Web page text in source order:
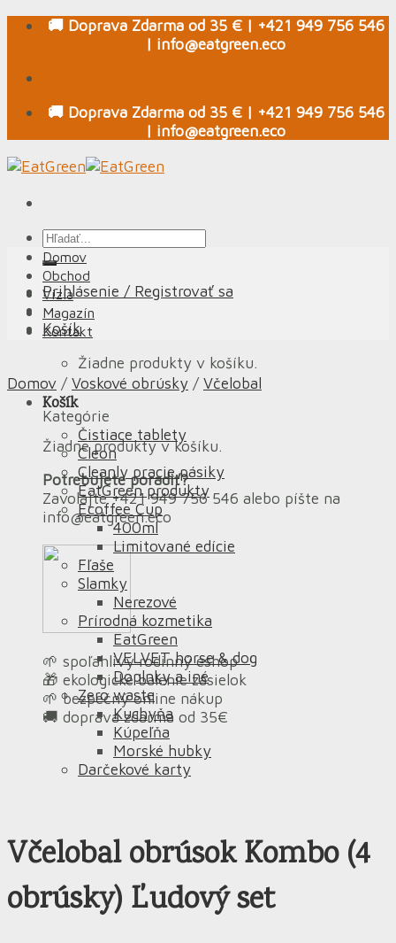
Skip
🚚 Doprava Zdarma od 35 € | +421 949 756 546
| info@eatgreen.eco
🚚 Doprava Zdarma od 35 € | +421 949 756 546
| info@eatgreen.eco
Hľadať:
Prihlásenie / Registrovať sa
Košík
Žiadne produkty v košíku.
Košík
Žiadne produkty v košíku.
Potrebujete poradiť?
Zavolajte +421 949 756 546 alebo píšte na
info@eatgreen.eco
🌱 spoľahlivý rodinný eshop
🎁 ekologické balenie zásielok
🌱 bezpečný online nákup
🚚 doprava zdarma od 35€
Domov
Obchod
Vízia
Magazín
Kontakt
Domov / Voskové obrúsky / Včelobal
Kategórie
Čistiace tablety
Cleon
Cleanly pracie pásiky
EatGreen produkty
Ecoffee Cup
400ml
Limitované edície
Fľaše
Slamky
Nerezové
Prírodná kozmetika
EatGreen
VELVET horse & dog
Doplnky a iné
Zero waste
Kuchyňa
Kúpeľňa
Morské hubky
Darčekové karty
Včelobal obrúsok Kombo (4
obrúsky) Ľudový set